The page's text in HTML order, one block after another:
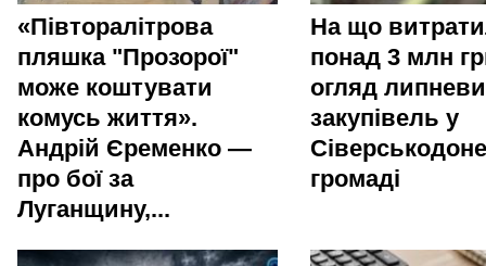
«Півторалітрова
пляшка "Прозорої"
може коштувати
комусь життя».
Андрій Єременко —
про бої за
Луганщину,...
На що
понад 3 млн
огляд
закупівель у
громаді